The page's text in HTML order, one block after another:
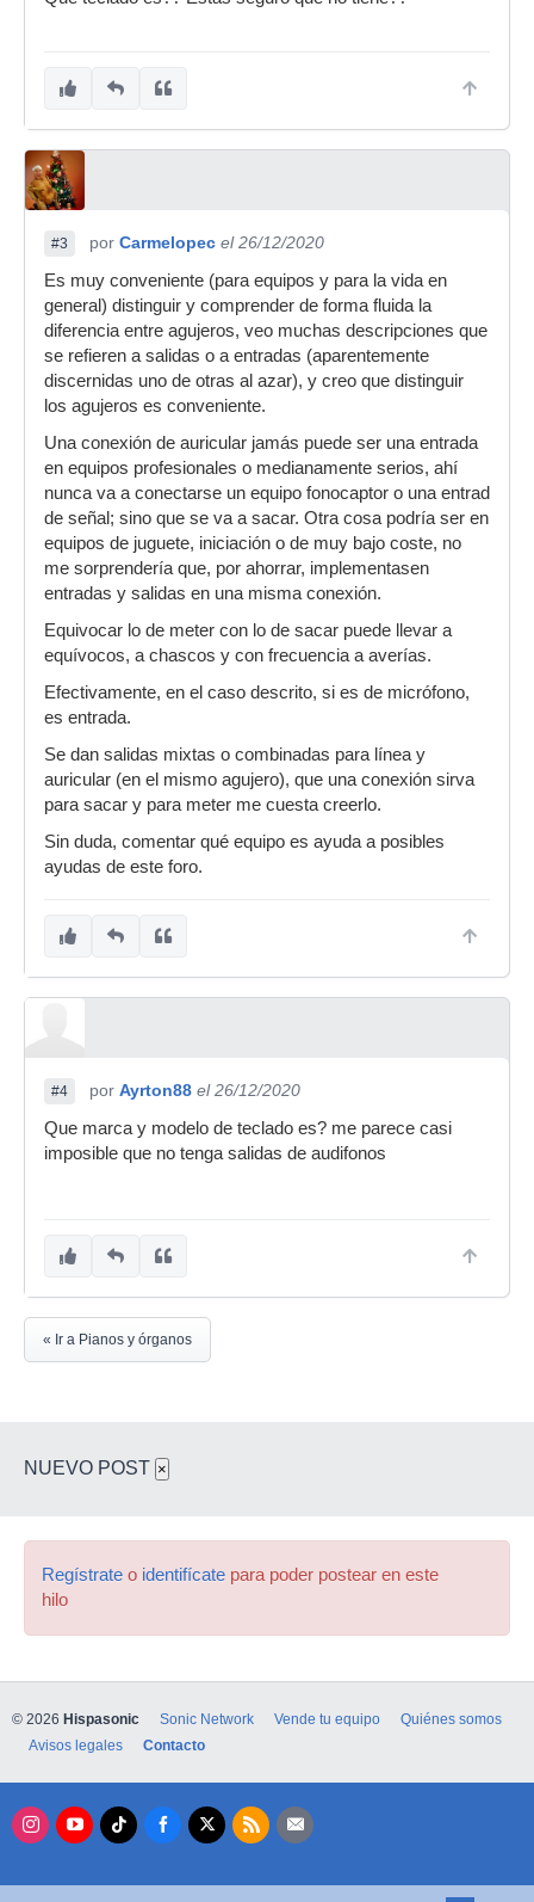
#3 por Carmelopec el 26/12/2020
Es muy conveniente (para equipos y para la vida en
general) distinguir y comprender de forma fluida la
diferencia entre agujeros, veo muchas descripciones que
se refieren a salidas o a entradas (aparentemente
discernidas uno de otras al azar), y creo que distinguir
los agujeros es conveniente.
Una conexión de auricular jamás puede ser una entrada
en equipos profesionales o medianamente serios, ahí
nunca va a conectarse un equipo fonocaptor o una entrad
de señal; sino que se va a sacar. Otra cosa podría ser en
equipos de juguete, iniciación o de muy bajo coste, no
me sorprendería que, por ahorrar, implementasen
entradas y salidas en una misma conexión.
Equivocar lo de meter con lo de sacar puede llevar a
equívocos, a chascos y con frecuencia a averías.
Efectivamente, en el caso descrito, si es de micrófono,
es entrada.
Se dan salidas mixtas o combinadas para línea y
auricular (en el mismo agujero), que una conexión sirva
para sacar y para meter me cuesta creerlo.
Sin duda, comentar qué equipo es ayuda a posibles
ayudas de este foro.
#4 por Ayrton88 el 26/12/2020
Que marca y modelo de teclado es? me parece casi
imposible que no tenga salidas de audifonos
« Ir a Pianos y órganos
NUEVO POST ×
Regístrate o identifícate para poder postear en este
hilo
© 2026 Hispasonic Sonic Network Vende tu equipo
Quiénes somos
Avisos legales
Contacto